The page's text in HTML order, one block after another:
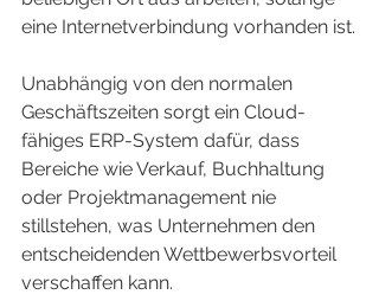
eine Internetverbindung vorhanden ist.
Unabhängig von den normalen
Geschäftszeiten sorgt ein Cloud-
fähiges ERP-System dafür, dass
Bereiche wie Verkauf, Buchhaltung
oder Projektmanagement nie
stillstehen, was Unternehmen den
entscheidenden Wettbewerbsvorteil
verschaffen kann.